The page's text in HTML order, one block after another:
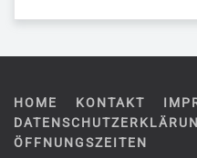
HOME KONTAKT
ÖFFNUNGSZEITEN